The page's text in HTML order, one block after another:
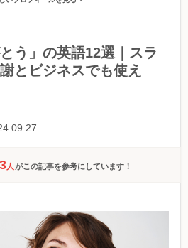
う」の英語12選｜スラ
とビジネスでも使え
人 がこの記事を参考にしています！